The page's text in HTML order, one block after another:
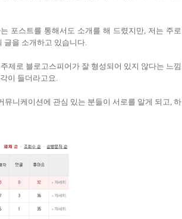
포스트를 통해서도 소개를 해 드렸지만, 저는 주로
글을 소개하고 있습니다.
제로 블로고스피어가 잘 형성되어 있지 않다는 느낌
이 들더라고요.
니케이션에 관심 있는 분들이 서로를 알게 되고, 하